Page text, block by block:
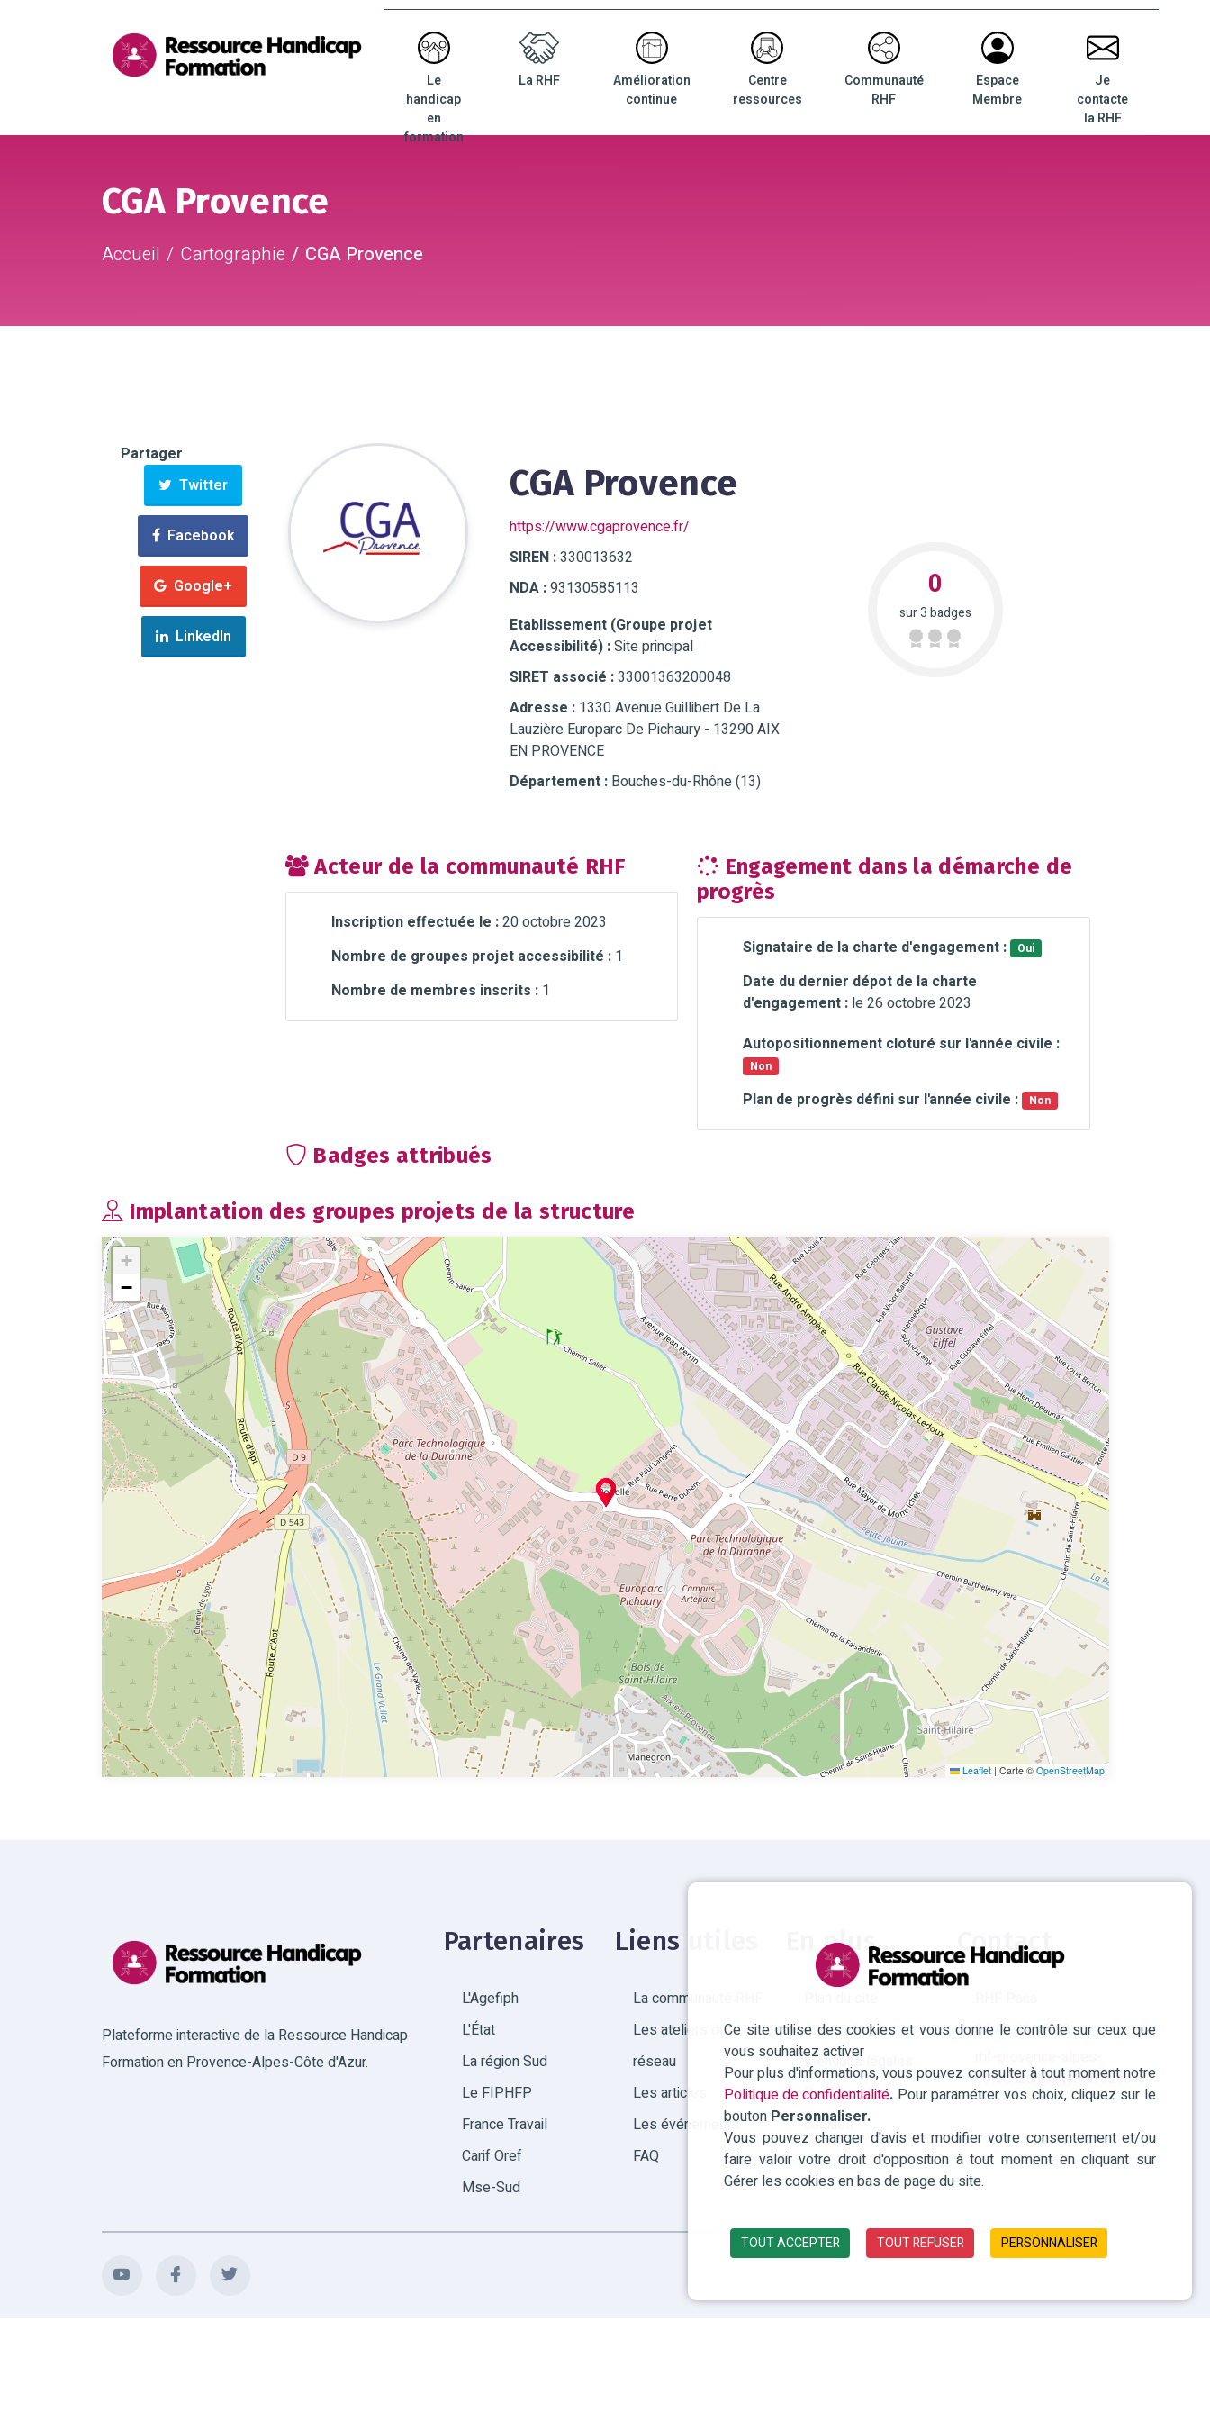
Ce site utilise des cookies et vous donne le contrôle sur ceux que
vous souhaitez activer
Pour plus d'informations, vous pouvez consulter à tout moment notre
Politique de confidentialité. Pour paramétrer vos choix, cliquez sur le
bouton Personnaliser.
Vous pouvez changer d'avis et modifier votre consentement et/ou
faire valoir votre droit d'opposition à tout moment en cliquant sur
Gérer les cookies en bas de page du site.
TOUT ACCEPTER TOUT REFUSER PERSONNALISER
Menu
principal
Le
handicap
en
formation
La RHF
Amélioration
continue
Centre
ressources
Communauté
RHF
Espace
Membre
Je
contacte
la RHF
CGA Provence
Accueil Cartographie CGA Provence
Partager
Twitter
Facebook
Google+
LinkedIn
CGA Provence
https://www.cgaprovence.fr/
SIREN :330013632
NDA :93130585113
Etablissement (Groupe projet
Accessibilité) :Site principal
SIRET associé :33001363200048
Adresse : 1330 Avenue Guillibert De La
Lauzière Europarc De Pichaury - 13290 AIX
EN PROVENCE
Département : Bouches-du-Rhône (13)
0
sur 3 badges
Acteur de la communauté RHF
Inscription effectuée le :20 octobre 2023
Nombre de groupes projet accessibilité :1
Nombre de membres inscrits :1
Engagement dans la démarche de
progrès
Signataire de la charte d'engagement : Oui
Date du dernier dépot de la charte
d'engagement : le 26 octobre 2023
Autopositionnement cloturé sur l'année civile :
Non
Plan de progrès défini sur l'année civile : Non
Badges attribués
Implantation des groupes projets de la structure
+
−
Leaflet | Carte © OpenStreetMap
Plateforme interactive de la Ressource Handicap
Formation en Provence-Alpes-Côte d'Azur.
Partenaires
L'Agefiph
L'État
La région Sud
Le FIPHFP
France Travail
Carif Oref
Mse-Sud
Liens utiles
La communauté RHF
Les ateliers du
réseau
Les articles
Les événements
FAQ
En plus...
Accessibilité
Mentions légales
Politique des
cookies
Contact
04 42 93 15 50
cotedazur@agefiph.asso.fr